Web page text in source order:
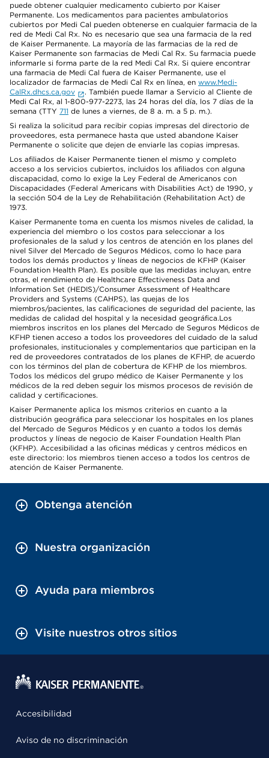
puede obtener cualquier medicamento cubierto por Kaiser
Permanente. Los medicamentos para pacientes ambulatorios
cubiertos por Medi Cal pueden obtenerse en cualquier farmacia de la
red de Medi Cal Rx. No es necesario que sea una farmacia de la red
de Kaiser Permanente. La mayoría de las farmacias de la red de
Kaiser Permanente son farmacias de Medi Cal Rx. Su farmacia puede
informarle si forma parte de la red Medi Cal Rx. Si quiere encontrar
una farmacia de Medi Cal fuera de Kaiser Permanente, use el
localizador de farmacias de Medi Cal Rx en línea, en www.Medi-
CalRx.dhcs.ca.gov
. También puede llamar a Servicio al Cliente de
Medi Cal Rx, al 1-800-977-2273, las 24 horas del día, los 7 días de la
semana (TTY 711 de lunes a viernes, de 8 a. m. a 5 p. m.).
Si realiza la solicitud para recibir copias impresas del directorio de
proveedores, esta permanece hasta que usted abandone Kaiser
Permanente o solicite que dejen de enviarle las copias impresas.
Los afiliados de Kaiser Permanente tienen el mismo y completo
acceso a los servicios cubiertos, incluidos los afiliados con alguna
discapacidad, como lo exige la Ley Federal de Americanos con
Discapacidades (Federal Americans with Disabilities Act) de 1990, y
la sección 504 de la Ley de Rehabilitación (Rehabilitation Act) de
1973.
Kaiser Permanente toma en cuenta los mismos niveles de calidad, la
experiencia del miembro o los costos para seleccionar a los
profesionales de la salud y los centros de atención en los planes del
nivel Silver del Mercado de Seguros Médicos, como lo hace para
todos los demás productos y líneas de negocios de KFHP (Kaiser
Foundation Health Plan). Es posible que las medidas incluyan, entre
otras, el rendimiento de Healthcare Effectiveness Data and
Information Set (HEDIS)/Consumer Assessment of Healthcare
Providers and Systems (CAHPS), las quejas de los
miembros/pacientes, las calificaciones de seguridad del paciente, las
medidas de calidad del hospital y la necesidad geográfica.Los
miembros inscritos en los planes del Mercado de Seguros Médicos de
KFHP tienen acceso a todos los proveedores del cuidado de la salud
profesionales, institucionales y complementarios que participan en la
red de proveedores contratados de los planes de KFHP, de acuerdo
con los términos del plan de cobertura de KFHP de los miembros.
Todos los médicos del grupo médico de Kaiser Permanente y los
médicos de la red deben seguir los mismos procesos de revisión de
calidad y certificaciones.
Kaiser Permanente aplica los mismos criterios en cuanto a la
distribución geográfica para seleccionar los hospitales en los planes
del Mercado de Seguros Médicos y en cuanto a todos los demás
productos y líneas de negocio de Kaiser Foundation Health Plan
(KFHP). Accesibilidad a las oficinas médicas y centros médicos en
este directorio: los miembros tienen acceso a todos los centros de
atención de Kaiser Permanente.
Obtenga atención
Nuestra organización
Ayuda para miembros
Visite nuestros otros sitios
Accesibilidad
Aviso de no discriminación